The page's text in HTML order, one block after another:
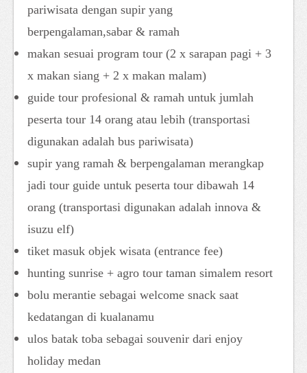
pariwisata dengan supir yang
berpengalaman,sabar & ramah
makan sesuai program tour (2 x sarapan pagi + 3
x makan siang + 2 x makan malam)
guide tour profesional & ramah untuk jumlah
peserta tour 14 orang atau lebih (transportasi
digunakan adalah bus pariwisata)
supir yang ramah & berpengalaman merangkap
jadi tour guide untuk peserta tour dibawah 14
orang (transportasi digunakan adalah innova &
isuzu elf)
tiket masuk objek wisata (entrance fee)
hunting sunrise + agro tour taman simalem resort
bolu merantie sebagai welcome snack saat
kedatangan di kualanamu
ulos batak toba sebagai souvenir dari enjoy
holiday medan